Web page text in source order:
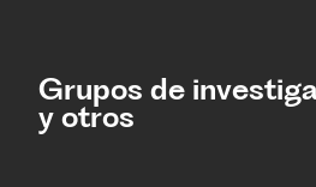
Grupos de
y otros